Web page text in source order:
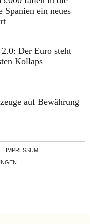
Spanien ein neues
Der Euro steht
Kollaps
auf Bewährung
IMPRESSUM